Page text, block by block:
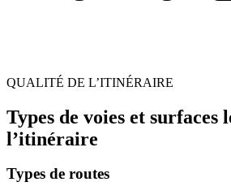
QUALITÉ DE L’ITINÉRAIRE
Types de voies et surfaces
l’itinéraire
Types de routes